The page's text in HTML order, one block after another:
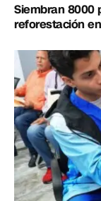
Siembran 8000
reforestación